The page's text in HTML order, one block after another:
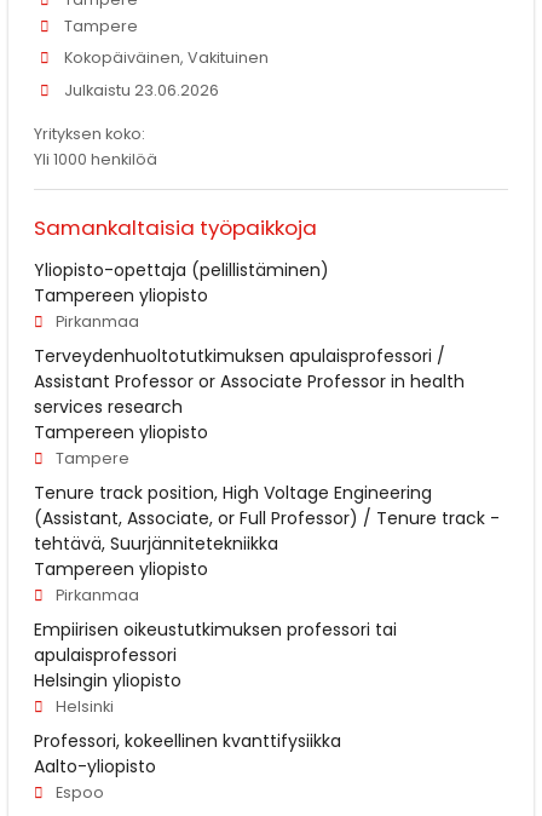
Tampere
Kokopäiväinen, Vakituinen
Julkaistu 23.06.2026
Yrityksen koko:
Yli 1000 henkilöä
Samankaltaisia työpaikkoja
Yliopisto-opettaja (pelillistäminen)
Tampereen yliopisto
Pirkanmaa
Terveydenhuoltotutkimuksen apulaisprofessori /
Assistant Professor or Associate Professor in health
services research
Tampereen yliopisto
Tampere
Tenure track position, High Voltage Engineering
(Assistant, Associate, or Full Professor) / Tenure track -
tehtävä, Suurjännitetekniikka
Tampereen yliopisto
Pirkanmaa
Empiirisen oikeustutkimuksen professori tai
apulaisprofessori
Helsingin yliopisto
Helsinki
Pro­fes­so­ri, ko­keel­li­nen kvant­ti­fy­siik­ka
Aalto-yliopisto
Espoo